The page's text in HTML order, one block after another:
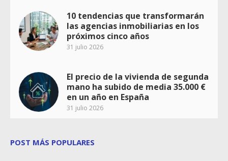
10 tendencias que transformarán
las agencias inmobiliarias en los
próximos cinco años
31 julio 2026
El precio de la vivienda de segunda
mano ha subido de media 35.000 €
en un año en España
31 julio 2026
POST MÁS POPULARES